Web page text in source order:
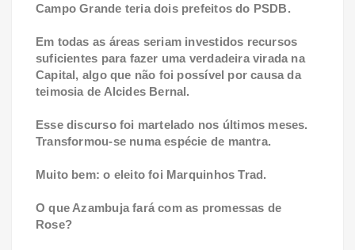
Campo Grande teria dois prefeitos do PSDB.
Em todas as áreas seriam investidos recursos
suficientes para fazer uma verdadeira virada na
Capital, algo que não foi possível por causa da
teimosia de Alcides Bernal.
Esse discurso foi martelado nos últimos meses.
Transformou-se numa espécie de mantra.
Muito bem: o eleito foi Marquinhos Trad.
O que Azambuja fará com as promessas de
Rose?